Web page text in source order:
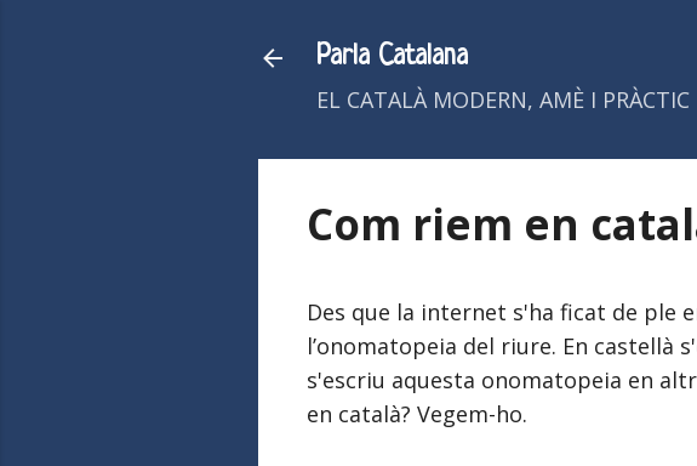
Parla Catalana
EL CATALÀ MODERN, AMÈ I PRÀCTIC
Com riem en
Des que la internet s'ha ficat de ple
l’onomatopeia del riure. En castellà
s'escriu aquesta onomatopeia en
en català? Vegem-ho.